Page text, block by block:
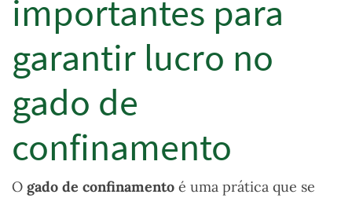
importantes para
garantir lucro no
gado de
confinamento
O gado de confinamento é uma prática que se